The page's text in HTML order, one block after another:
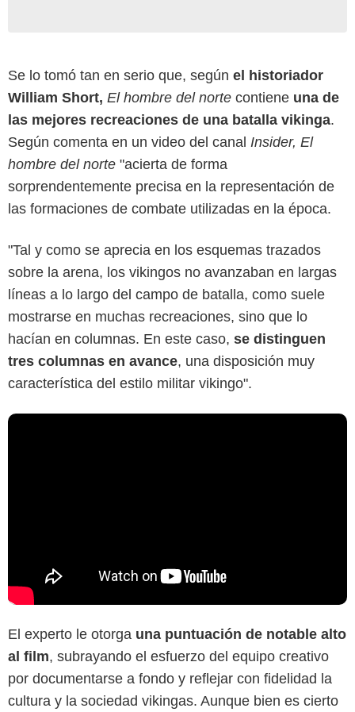
Se lo tomó tan en serio que, según el historiador
William Short, El hombre del norte contiene una de
las mejores recreaciones de una batalla vikinga.
Según comenta en un video del canal Insider, El
hombre del norte "acierta de forma
sorprendentemente precisa en la representación de
las formaciones de combate utilizadas en la época.
"Tal y como se aprecia en los esquemas trazados
sobre la arena, los vikingos no avanzaban en largas
líneas a lo largo del campo de batalla, como suele
mostrarse en muchas recreaciones, sino que lo
hacían en columnas. En este caso, se distinguen
tres columnas en avance, una disposición muy
característica del estilo militar vikingo".
El experto le otorga una puntuación de notable alto
al film, subrayando el esfuerzo del equipo creativo
por documentarse a fondo y reflejar con fidelidad la
cultura y la sociedad vikingas. Aunque bien es cierto